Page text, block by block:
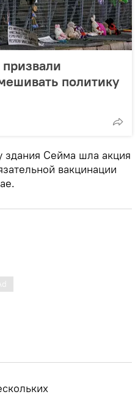
политику
здания Сейма шла акция
вакцинации